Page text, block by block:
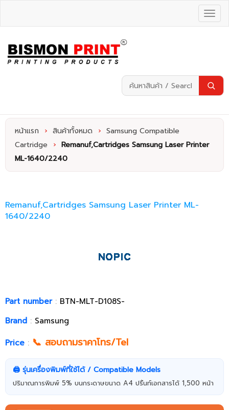
หน้าแรก › สินค้าทั้งหมด › Samsung Compatible
Cartridge
› Remanuf,Cartridges Samsung Laser Printer
ML-1640/2240
Remanuf,Cartridges Samsung Laser Printer ML-
1640/2240
Part number: BTN-MLT-D108S-
Brand : Samsung
Price : 📞 สอบถามราคาโทร/Tel
🖨️ รุ่นเครื่องพิมพ์ที่ใช้ได้ / Compatible Models
ปริมาณการพิมพ์ 5% บนกระดาษขนาด A4 ปริ้นท์เอกสารได้ 1,500 หน้า